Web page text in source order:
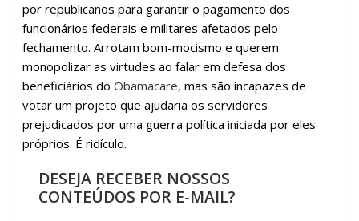
por republicanos para garantir o pagamento dos
funcionários federais e militares afetados pelo
fechamento. Arrotam bom-mocismo e querem
monopolizar as virtudes ao falar em defesa dos
beneficiários doObamacare, mas são incapazes de
votar um projeto que ajudaria os servidores
prejudicados por uma guerra política iniciada por eles
próprios. É ridículo.
DESEJA RECEBER NOSSOS
CONTEÚDOS POR E-MAIL?